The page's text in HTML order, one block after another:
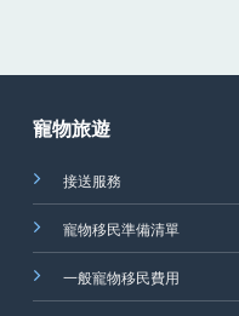
寵物旅遊
接送服務
寵物移民準備清單
一般寵物移民費用